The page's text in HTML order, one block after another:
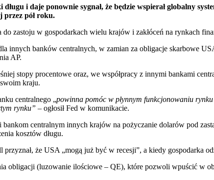
i daje ponownie sygnał, że będzie wspierał globalny
przez pół roku.
do zastoju w gospodarkach wielu krajów i zakłóceń na rynkach
innych banków centralnych, w zamian za obligacje skarbowe
AP.
stopy procentowe oraz, we współpracy z innymi bankami
kraju.
centralnego „powinna pomóc w płynnym funkcjonowaniu
rynku” – ogłosił Fed w komunikacie.
centralnym innych krajów na pożyczanie dolarów pod
kosztów długu.
przyznał, że USA „mogą już być w recesji”, a kiedy gospodarka
obligacji (luzowanie ilościowe – QE), które pozwoli wpuścić w